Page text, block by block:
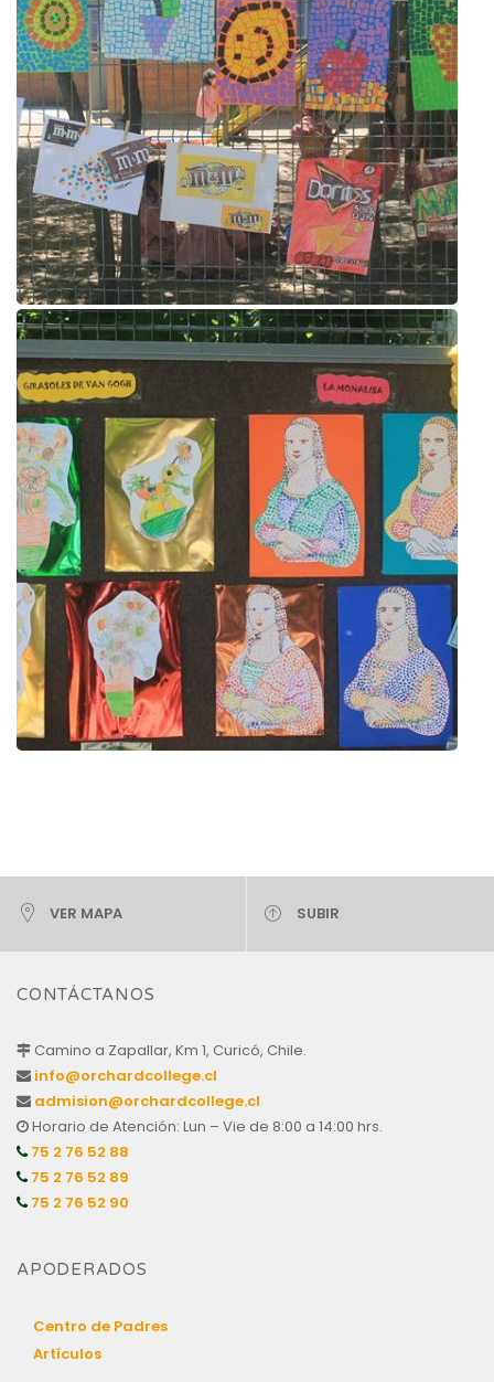
VER MAPA SUBIR
CONTÁCTANOS
Camino a Zapallar, Km 1, Curicó, Chile.
info@orchardcollege.cl
admision@orchardcollege.cl
Horario de Atención: Lun – Vie de 8:00 a 14:00 hrs.
75 2 76 52 88
75 2 76 52 89
75 2 76 52 90
APODERADOS
Centro de Padres
Artículos